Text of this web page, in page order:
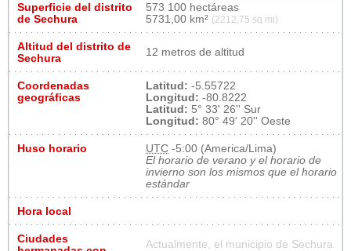
Superficie del distrito
de Sechura
573 100 hectáreas
5731,00 km² (2212,75 sq mi)
Altitud del distrito de
Sechura
12 metros de altitud
Coordenadas
geográficas
Latitud: -5.55722
Longitud: -80.8222
Latitud: 5° 33' 26'' Sur
Longitud: 80° 49' 20'' Oeste
Huso horario UTC -5:00 (America/Lima)
El horario de verano y el horario de
invierno son los mismos que el horario
estándar
Hora local
Ciudades
Actualmente, el municipio de Sechura